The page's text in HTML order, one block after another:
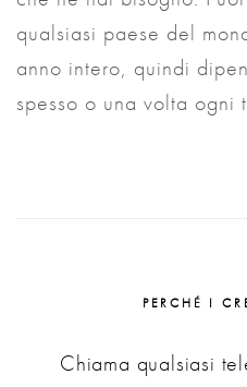
qualsiasi paese del
anno intero, quindi
spesso o una volta ogni
PERCHÉ I
Chiama qualsiasi